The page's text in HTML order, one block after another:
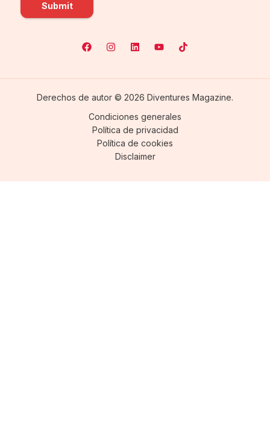
Submit
Derechos de autor © 2026 Diventures Magazine.
Condiciones generales
Política de privacidad
Política de cookies
Disclaimer